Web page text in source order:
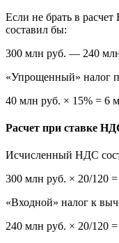
Если не брать в
составил бы:
300 млн руб. — 240
«Упрощенный» налог
40 млн руб. × 15% = 6
Расчет при ставке
Исчисленный НДС
300 млн руб. × 20/120
«Входной» налог к
240 млн руб. × 20/120